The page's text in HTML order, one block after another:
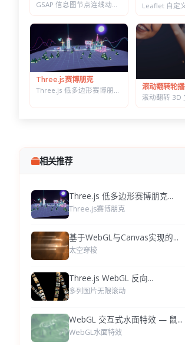
Three.js赛博朋克
Three.js 低多边形赛博朋克村落 — 霓虹辉光夜景，五项参数实时可调
滚动翻转轮播
相关推荐
Three.js 低多边形赛博朋克...
Three.js赛博朋克
基于WebGL与Canvas实现的...
太空穿梭
Three.js WebGL 反向...
多列图片无限滚动
WebGL 交互式水面特效 — 鼠...
WebGL水面特效